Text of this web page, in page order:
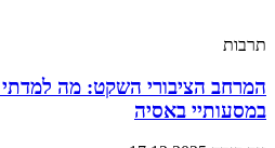
תרבות
המרחב הציבורי השקט: מה למדתי
במסעותיי באסיה